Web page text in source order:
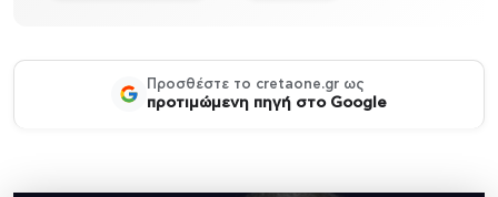
Προσθέστε το cretaone.gr ως
προτιμώμενη πηγή στο Google